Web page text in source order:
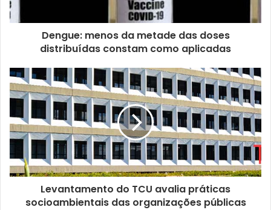
r
e
e
e
m
i
l
Dengue: menos da metade das doses
distribuídas constam como aplicadas
Levantamento do TCU avalia práticas
socioambientais das organizações públicas